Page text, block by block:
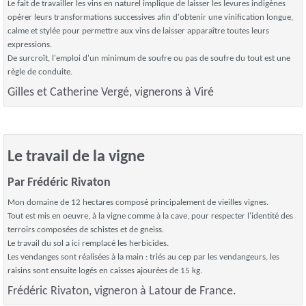
Le fait de travailler les vins en naturel implique de laisser les levures indigènes
opérer leurs transformations successives afin d'obtenir une vinification longue,
calme et stylée pour permettre aux vins de laisser apparaître toutes leurs
expressions.
De surcroît, l'emploi d'un minimum de soufre ou pas de soufre du tout est une
règle de conduite.
Gilles et Catherine Vergé, vignerons à Viré
Le travail de la vigne
Par Frédéric Rivaton
Mon domaine de 12 hectares composé principalement de vieilles vignes.
Tout est mis en oeuvre, à la vigne comme à la cave, pour respecter l'identité des
terroirs composées de schistes et de gneiss.
Le travail du sol a ici remplacé les herbicides.
Les vendanges sont réalisées à la main : triés au cep par les vendangeurs, les
raisins sont ensuite logés en caisses ajourées de 15 kg.
Frédéric Rivaton, vigneron à Latour de France.